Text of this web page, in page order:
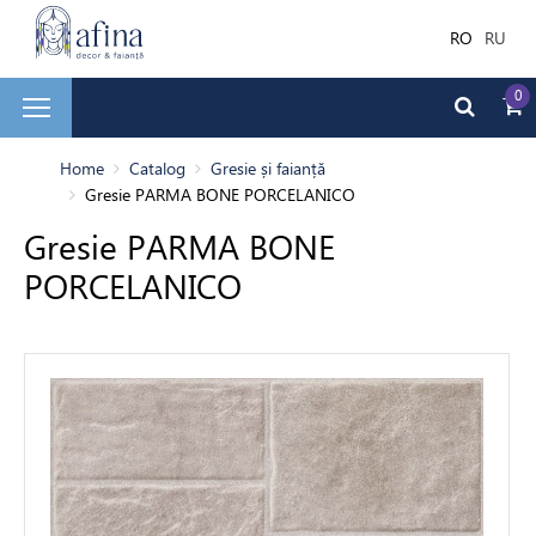
RO RU
faianță
de Finisare
de baie
0
Home Catalog
Gresie și faianță
Gresie PARMA BONE PORCELANICO
Gresie PARMA BONE
PORCELANICO